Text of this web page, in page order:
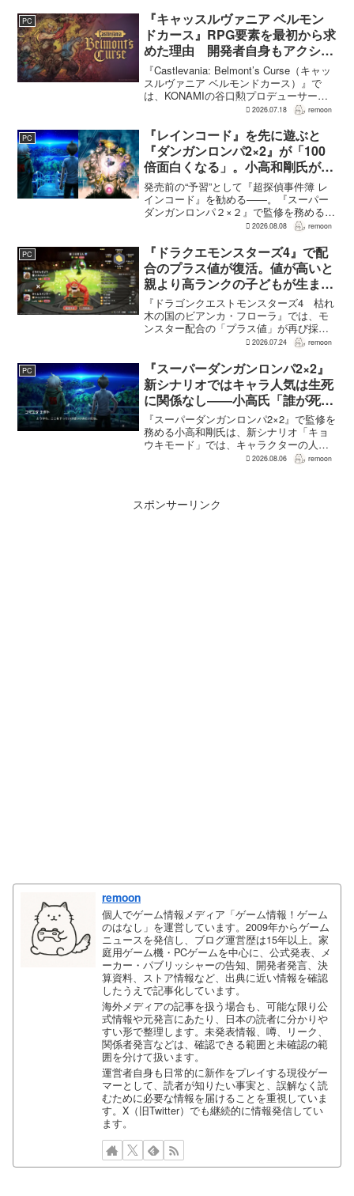
ケーブルを取り外す必要がある。この
改...
PC
『キャッスルヴァニア ベルモン
ドカース』RPG要素を最初から求
めた理由 開発者自身もアクショ
ンのつらさを実感
『Castlevania: Belmont’s Curse（キャッ
スルヴァニア ベルモンドカース）』で
は、KONAMIの谷口勲プロデューサー
が、レベルアップを含むRPG的システム
何度も挑戦すれば先へ進める...
2026.07.18 remoon
PC
『レインコード』を先に遊ぶと
『ダンガンロンパ2×2』が「100
倍面白くなる」。小高和剛氏がプ
レイをおすすめ
発売前の“予習”として『超探偵事件簿 レ
インコード』を勧める――。『スーパー
ダンガンロンパ２×２』で監修を務める小
高和剛氏が、そんなメッセージをファン
ューでの発言で、小高氏は「先に『レイ
ンコー...
2026.08.08 remoon
PC
『ドラクエモンスターズ4』で配
合のプラス値が復活。値が高いと
親より高ランクの子どもが生まれ
ることも
『ドラゴンクエストモンスターズ4 枯れ
木の国のビアンカ・フローラ』では、モ
ンスター配合の「プラス値」が再び採用
される。配合を繰り返すことで数値が増
が高くなる補正がかかる。前作『ドラゴ
ンクエストモンスターズ...
2026.07.24 remoon
PC
『スーパーダンガンロンパ2×2』
新シナリオではキャラ人気は生死
に関係なし――小高氏「誰が死ん
でもヘイトメールは送らないで」
『スーパーダンガンロンパ2×2』で監修を
務める小高和剛氏は、新シナリオ「キョ
ウキモード」では、キャラクターの人気
にかかわらず退場させるとRPG Siteのイ
2026.08.06 remoon
スポンサーリンク
remoon
個人でゲーム情報メディア「ゲーム情報！ゲーム
のはなし」を運営しています。2009年からゲーム
ニュースを発信し、ブログ運営歴は15年以上。家
庭用ゲーム機・PCゲームを中心に、公式発表、メ
ーカー・パブリッシャーの告知、開発者発言、決
算資料、ストア情報など、出典に近い情報を確認
したうえで記事化しています。
海外メディアの記事を扱う場合も、可能な限り公
式情報や元発言にあたり、日本の読者に分かりや
すい形で整理します。未発表情報、噂、リーク、
関係者発言などは、確認できる範囲と未確認の範
囲を分けて扱います。
運営者自身も日常的に新作をプレイする現役ゲー
マーとして、読者が知りたい事実と、誤解なく読
むために必要な情報を届けることを重視していま
す。X（旧Twitter）でも継続的に情報発信してい
ます。